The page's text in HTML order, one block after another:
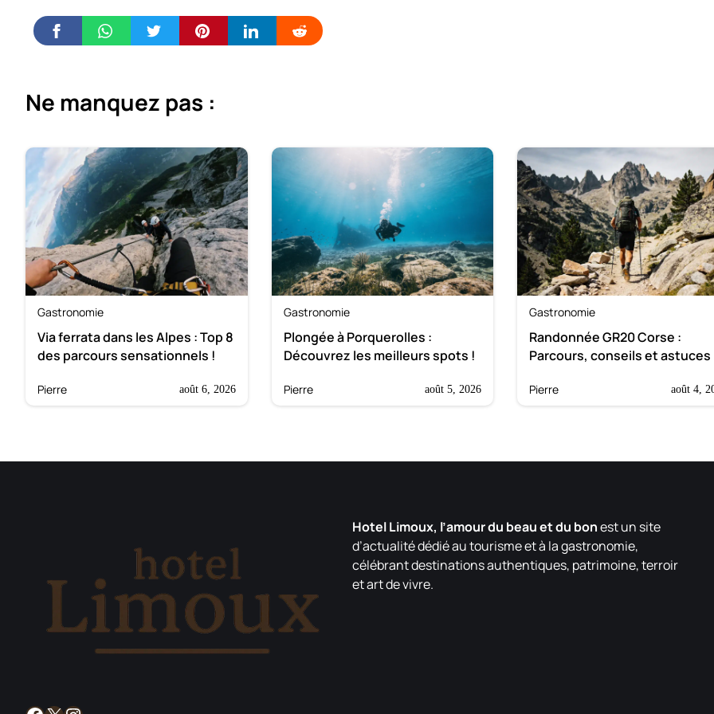
Ne manquez pas :
Gastronomie
Via ferrata dans les Alpes : Top 8
des parcours sensationnels !
Pierre août 6, 2026
Gastronomie
Plongée à Porquerolles :
Découvrez les meilleurs spots !
Pierre août 5, 2026
Gastronomie
Randonnée GR20 Corse :
Parcours, conseils et astuces
Pierre août 4,
Hotel Limoux, l’amour du beau et du bonest un site
d’actualité dédié au tourisme et à la gastronomie,
célébrant destinations authentiques, patrimoine, terroir
et art de vivre.